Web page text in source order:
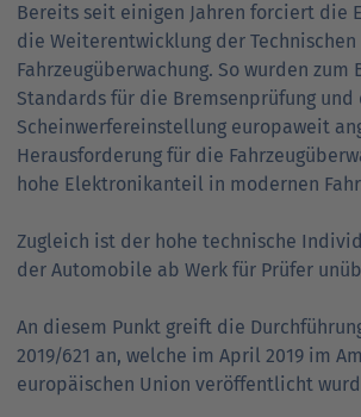
Bereits seit einigen Jahren forciert die
die Weiterentwicklung der Technischen
Fahrzeugüberwachung. So wurden zum
Standards für die Bremsenprüfung und
Scheinwerfereinstellung europaweit
Herausforderung für die
hohe Elektronikanteil in modernen
Zugleich ist der hohe technische
der Automobile ab Werk für Prüfer
An diesem Punkt greift die
2019/621 an, welche im April 2019 im
europäischen Union veröffentlicht